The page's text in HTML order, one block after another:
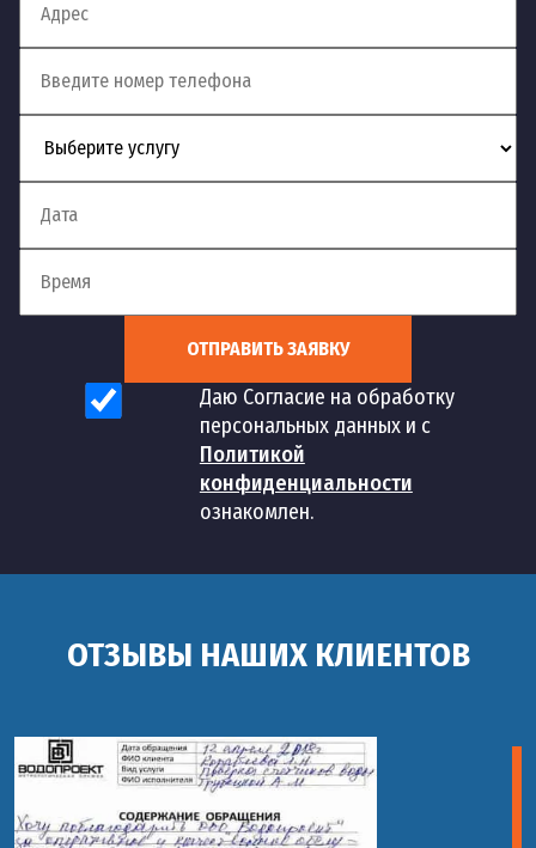
ОТПРАВИТЬ ЗАЯВКУ
Даю Согласие на обработку
персональных данных и с
Политикой
конфиденциальности
ознакомлен.
ОТЗЫВЫ НАШИХ КЛИЕНТОВ